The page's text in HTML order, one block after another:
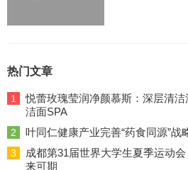
热门文章
1
悦蕾玫瑰莹润净颜慕斯：深层清
洁面SPA
2 叶同仁健康产业完善“药食同源”
3
成都第31届世界大学生夏季运动
来可期